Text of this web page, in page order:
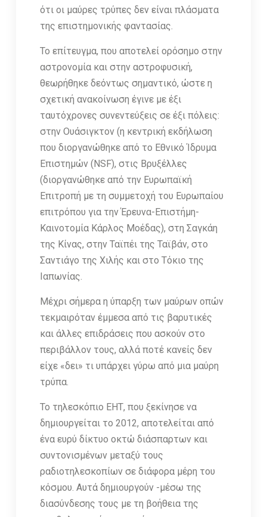
ότι οι μαύρες τρύπες δεν είναι πλάσματα
της επιστημονικής φαντασίας.
Το επίτευγμα, που αποτελεί ορόσημο στην
αστρονομία και στην αστροφυσική,
θεωρήθηκε δεόντως σημαντικό, ώστε η
σχετική ανακοίνωση έγινε με έξι
ταυτόχρονες συνεντεύξεις σε έξι πόλεις:
στην Ουάσιγκτον (η κεντρική εκδήλωση
που διοργανώθηκε από το Εθνικό Ίδρυμα
Επιστημών (NSF), στις Βρυξέλλες
(διοργανώθηκε από την Ευρωπαϊκή
Επιτροπή με τη συμμετοχή του Ευρωπαίου
επιτρόπου για την Έρευνα-Επιστήμη-
Καινοτομία Κάρλος Μοέδας), στη Σαγκάη
της Κίνας, στην Ταϊπέι της Ταϊβάν, στο
Σαντιάγο της Χιλής και στο Τόκιο της
Ιαπωνίας.
Μέχρι σήμερα η ύπαρξη των μαύρων οπών
τεκμαιρόταν έμμεσα από τις βαρυτικές
και άλλες επιδράσεις που ασκούν στο
περιβάλλον τους, αλλά ποτέ κανείς δεν
είχε «δει» τι υπάρχει γύρω από μια μαύρη
τρύπα.
Το τηλεσκόπιο ΕΗΤ, που ξεκίνησε να
δημιουργείται το 2012, αποτελείται από
ένα ευρύ δίκτυο οκτώ διάσπαρτων και
συντονισμένων μεταξύ τους
ραδιοτηλεσκοπίων σε διάφορα μέρη του
κόσμου. Αυτά δημιουργούν -μέσω της
διασύνδεσης τους με τη βοήθεια της